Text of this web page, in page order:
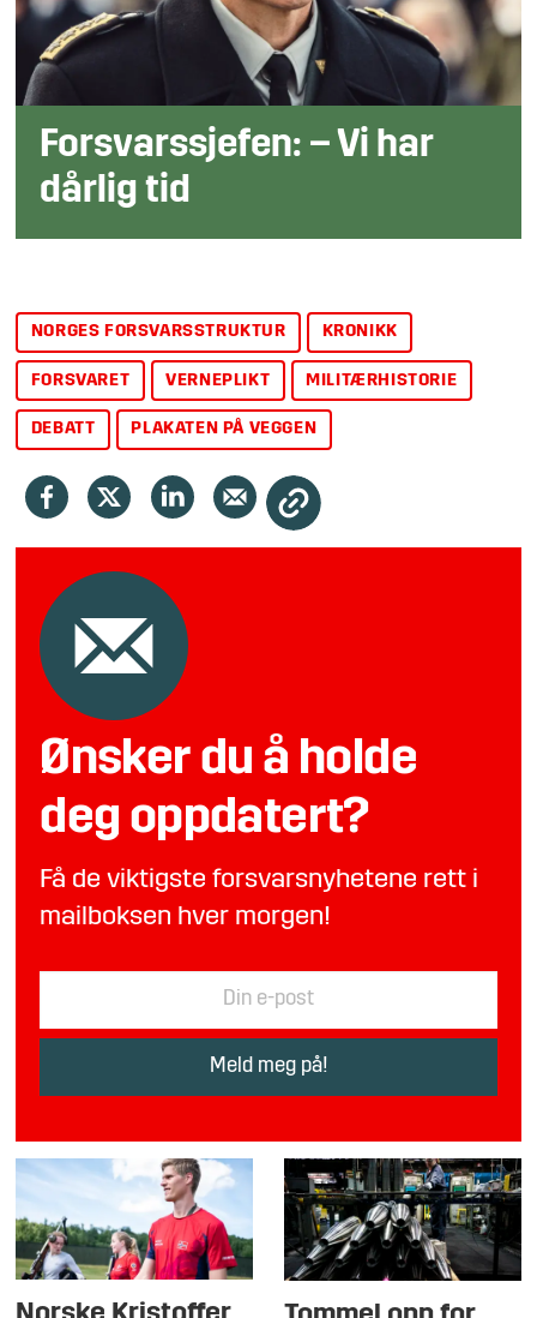
Forsvarssjefen: – Vi har
dårlig tid
NORGES FORSVARSSTRUKTUR KRONIKK
FORSVARET VERNEPLIKT MILITÆRHISTORIE
DEBATT PLAKATEN PÅ VEGGEN
Ønsker du å holde
deg oppdatert?
Få de viktigste forsvarsnyhetene rett i
mailboksen hver morgen!